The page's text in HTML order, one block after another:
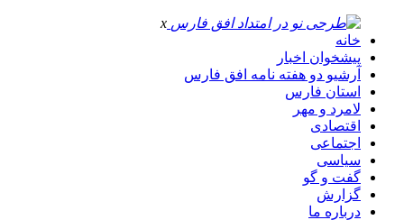
x
خانه
پیشخوان اخبار
آرشیو دو هفته نامه افق فارس
استان فارس
لامرد و مهر
اقتصادی
اجتماعی
سیاسی
گفت و گو
گزارش
درباره ما